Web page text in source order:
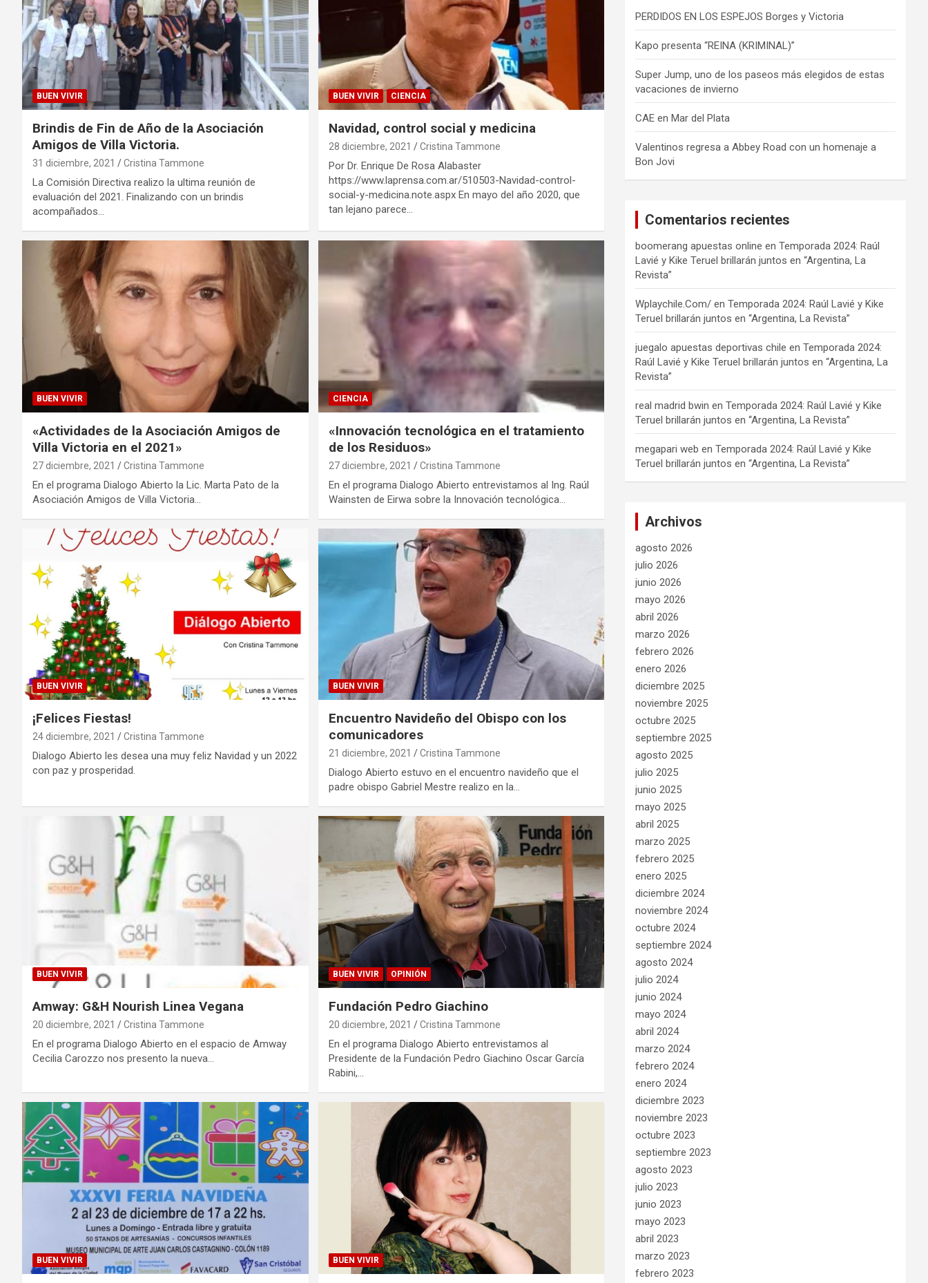
BUEN VIVIR
Brindis de Fin de Año de la Asociación
Amigos de Villa Victoria.
31 diciembre, 2021 Cristina Tammone
La Comisión Directiva realizo la ultima reunión de
evaluación del 2021. Finalizando con un brindis
acompañados…
BUEN VIVIR CIENCIA
Navidad, control social y medicina
28 diciembre, 2021 Cristina Tammone
Por Dr. Enrique De Rosa Alabaster
https://www.laprensa.com.ar/510503-Navidad-control-
social-y-medicina.note.aspx En mayo del año 2020, que
tan lejano parece…
BUEN VIVIR
«Actividades de la Asociación Amigos de
Villa Victoria en el 2021»
27 diciembre, 2021 Cristina Tammone
En el programa Dialogo Abierto la Lic. Marta Pato de la
Asociación Amigos de Villa Victoria…
CIENCIA
«Innovación tecnológica en el tratamiento
de los Residuos»
27 diciembre, 2021 Cristina Tammone
En el programa Dialogo Abierto entrevistamos al Ing. Raúl
Wainsten de Eirwa sobre la Innovación tecnológica…
BUEN VIVIR
¡Felices Fiestas!
24 diciembre, 2021 Cristina Tammone
Dialogo Abierto les desea una muy feliz Navidad y un 2022
con paz y prosperidad.
BUEN VIVIR
Encuentro Navideño del Obispo con los
comunicadores
21 diciembre, 2021 Cristina Tammone
Dialogo Abierto estuvo en el encuentro navideño que el
padre obispo Gabriel Mestre realizo en la…
BUEN VIVIR
Amway: G&H Nourish Linea Vegana
20 diciembre, 2021 Cristina Tammone
En el programa Dialogo Abierto en el espacio de Amway
Cecilia Carozzo nos presento la nueva…
BUEN VIVIR OPINIÓN
Fundación Pedro Giachino
20 diciembre, 2021 Cristina Tammone
En el programa Dialogo Abierto entrevistamos al
Presidente de la Fundación Pedro Giachino Oscar García
Rabini,…
BUEN VIVIR BUEN VIVIR
PERDIDOS EN LOS ESPEJOS Borges y Victoria
Kapo presenta “REINA (KRIMINAL)”
Super Jump, uno de los paseos más elegidos de estas
vacaciones de invierno
CAE en Mar del Plata
Valentinos regresa a Abbey Road con un homenaje a
Bon Jovi
Comentarios recientes
boomerang apuestas online enTemporada 2024: Raúl
Lavié y Kike Teruel brillarán juntos en “Argentina, La
Revista”
Wplaychile.Com/ enTemporada 2024: Raúl Lavié y Kike
Teruel brillarán juntos en “Argentina, La Revista”
juegalo apuestas deportivas chile enTemporada 2024:
Raúl Lavié y Kike Teruel brillarán juntos en “Argentina, La
Revista”
real madrid bwin enTemporada 2024: Raúl Lavié y Kike
Teruel brillarán juntos en “Argentina, La Revista”
megapari web enTemporada 2024: Raúl Lavié y Kike
Teruel brillarán juntos en “Argentina, La Revista”
Archivos
agosto 2026
julio 2026
junio 2026
mayo 2026
abril 2026
marzo 2026
febrero 2026
enero 2026
diciembre 2025
noviembre 2025
octubre 2025
septiembre 2025
agosto 2025
julio 2025
junio 2025
mayo 2025
abril 2025
marzo 2025
febrero 2025
enero 2025
diciembre 2024
noviembre 2024
octubre 2024
septiembre 2024
agosto 2024
julio 2024
junio 2024
mayo 2024
abril 2024
marzo 2024
febrero 2024
enero 2024
diciembre 2023
noviembre 2023
octubre 2023
septiembre 2023
agosto 2023
julio 2023
junio 2023
mayo 2023
abril 2023
marzo 2023
febrero 2023